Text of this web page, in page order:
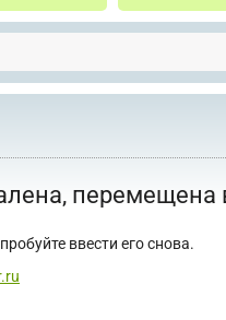
перемещена
ввести его снова.